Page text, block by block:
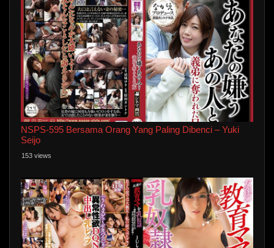
NSPS-595 Bersama Orang Yang Paling Dibenci – Yuki
Seijo
153 views